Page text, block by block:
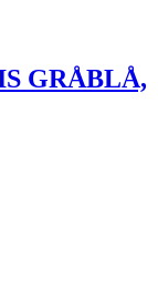
GRÅBLÅ,